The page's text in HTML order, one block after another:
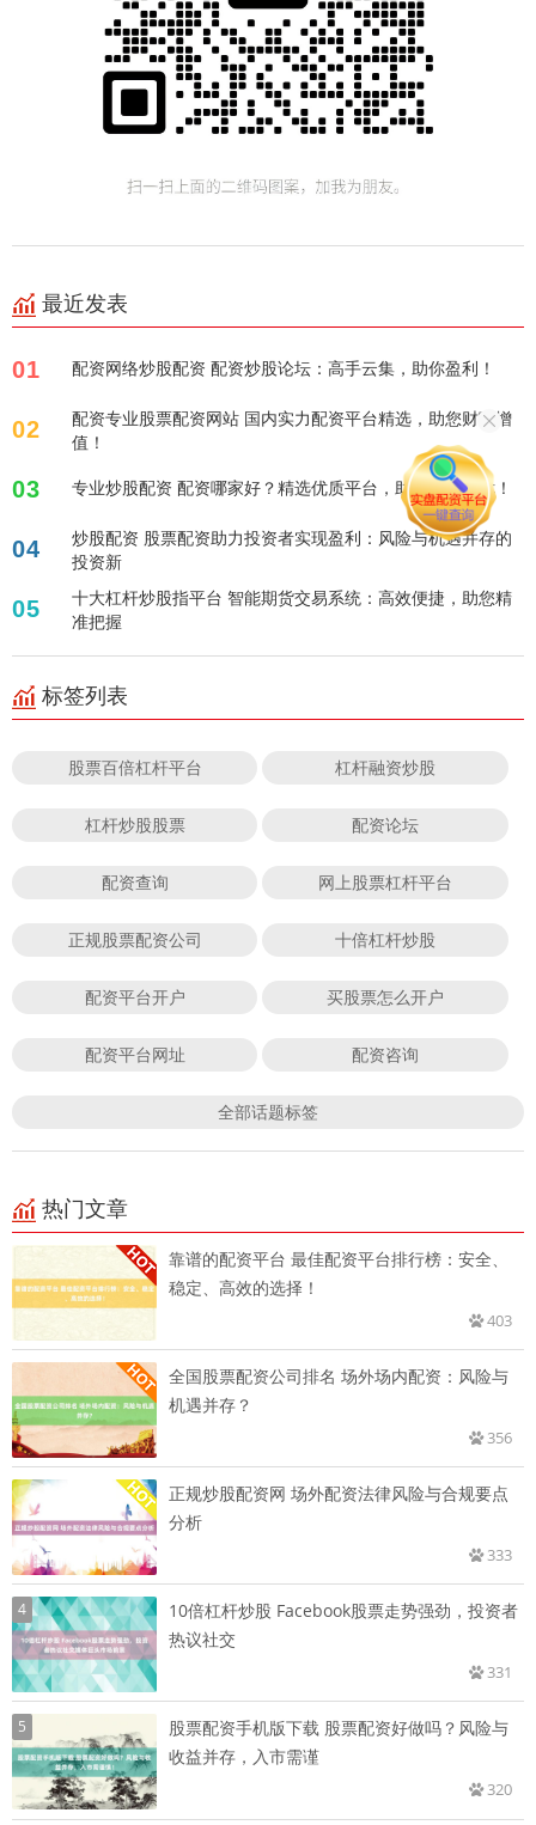
最近发表
01 配资网络炒股配资 配资炒股论坛：高手云集，助你盈利！
02
配资专业股票配资网站 国内实力配资平台精选，助您财富增
值！
03 专业炒股配资 配资哪家好？精选优质平台，助您投资无忧！
04
炒股配资 股票配资助力投资者实现盈利：风险与机遇并存的
投资新
05
十大杠杆炒股指平台 智能期货交易系统：高效便捷，助您精
准把握
标签列表
股票百倍杠杆平台 杠杆融资炒股
杠杆炒股股票 配资论坛
配资查询 网上股票杠杆平台
正规股票配资公司 十倍杠杆炒股
配资平台开户 买股票怎么开户
配资平台网址 配资咨询
全部话题标签
热门文章
靠谱的配资平台 最佳配资平台排行榜：安全、
稳定、高效的选择！
403
全国股票配资公司排名 场外场内配资：风险与
机遇并存？
356
正规炒股配资网 场外配资法律风险与合规要点
分析
333
4
10倍杠杆炒股 Facebook股票走势强劲，投资者
热议社交
331
5
股票配资手机版下载 股票配资好做吗？风险与
收益并存，入市需谨
320